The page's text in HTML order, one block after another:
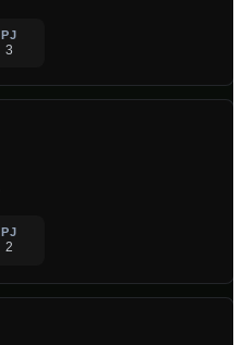
PJ
3
PJ
2